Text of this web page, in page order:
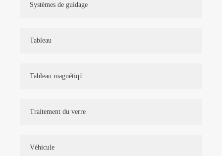
Systèmes de guidage
Tableau
Tableau magnétiqü
Traitement du verre
Véhicule